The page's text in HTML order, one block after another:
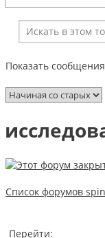
Показать
Список форумов
Перейти: